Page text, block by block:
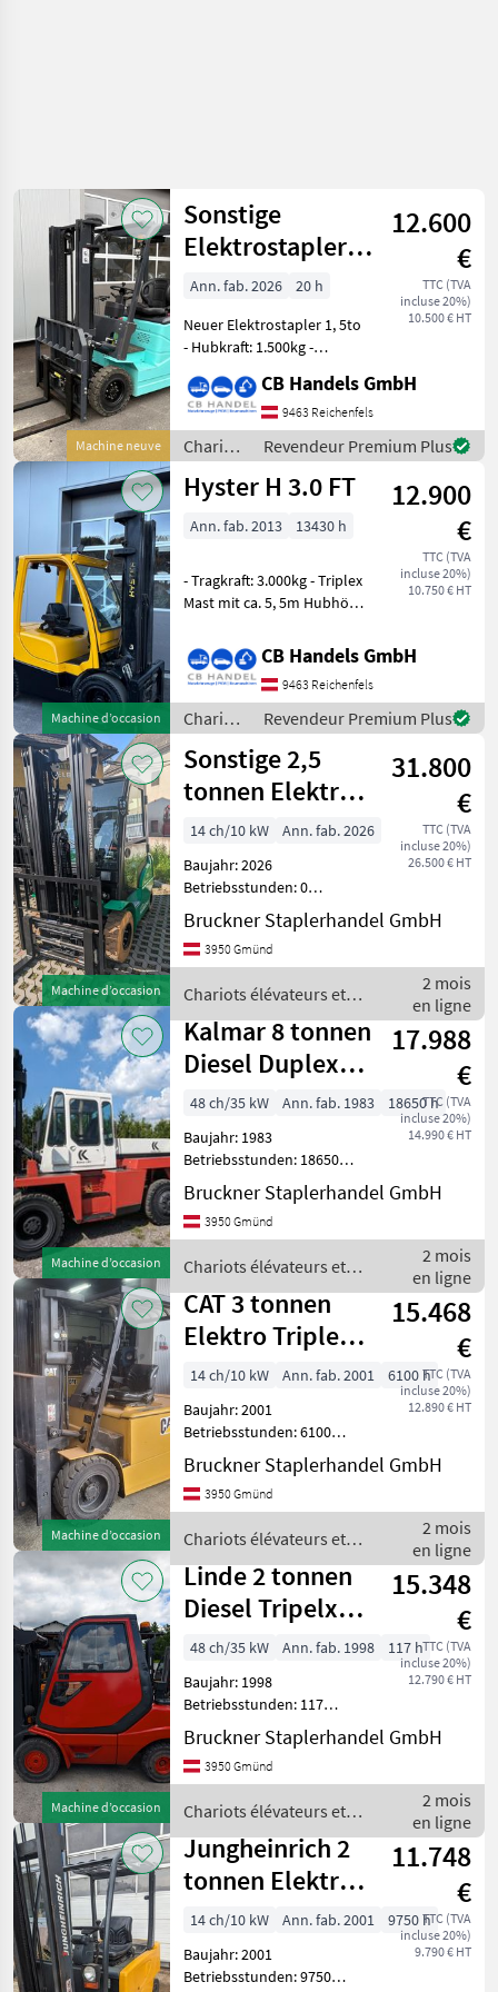
Machine neuve
Sonstige
Elektrostapler,
1,5to Rippa
RF15E
12.600
€
TTC (TVA
incluse 20%)
10.500 € HT
Ann. fab. 2026
20 h
Neuer Elektrostapler 1, 5to
- Hubkraft: 1.500kg -
Eigengewicht: 2.600kg - 60V
Anlage mit 75Ah Kapazität -
Seitenschieber - LED
Scheinwerfer - e
CB Handels GmbH
9463 Reichenfels
Chariots
élévateurs
et
de
/
Sonstige
Revendeur Premium Plus
Machine d’occasion
Hyster H 3.0 FT
12.900
€
TTC (TVA
incluse 20%)
10.750 € HT
Ann. fab. 2013 13430 h
- Tragkraft: 3.000kg - Triplex
Mast mit ca. 5, 5m Hubhöhe
Arbeitsscheinwerfer -
Seitenschieber -
Zinkenversteller hydr. -
usw. Carburant: Di
CB Handels GmbH
9463 Reichenfels
Chariots
élévateurs
et
techniques
de
stockage
Revendeur Premium Plus
Machine d’occasion
Sonstige 2,5
tonnen Elektro
TRIPLEX & SS,
ZV & Kabine
31.800
€
TTC (TVA
incluse 20%)
26.500 € HT
14 ch/10 kW
Ann. fab. 2026
Baujahr: 2026
Betriebsstunden: 0
Hubkraft: 2500 kg Hubhöhe:
5000 mm Mast: Triplex
Antrieb: Elektro
**Hangcha CPD25-XCY2-SI
— 2, 5 Ton
Bruckner Staplerhandel GmbH
3950 Gmünd
Chariots élévateurs et
techniques de stockage /
Sonstige
2 mois
en ligne
Machine d’occasion
Kalmar 8 tonnen
Diesel Duplex&
Seitenschieber,
Z
17.988
€
TTC (TVA
incluse 20%)
14.990 € HT
48 ch/35 kW Ann. fab. 1983
18650 h
Baujahr: 1983
Betriebsstunden: 18650
Hubkraft: 8000 kg Hubhöhe:
2900 mm Mast: Duplex
Antrieb: Diesel 8 tonnen
liefern Österreichw
Bruckner Staplerhandel GmbH
3950 Gmünd
Chariots élévateurs et
techniques de stockage /
Kalmar
2 mois
en ligne
Machine d’occasion
CAT 3 tonnen
Elektro Triplex&
Seitenschieber,
Zi
15.468
€
TTC (TVA
incluse 20%)
12.890 € HT
14 ch/10 kW Ann. fab. 2001
6100 h
Baujahr: 2001
Betriebsstunden: 6100
Hubkraft: 3000 kg Hubhöhe:
4500 mm Mast: Triplex
Antrieb: Elektro 3 tonnen
liefern Österrei
Bruckner Staplerhandel GmbH
3950 Gmünd
Chariots élévateurs et
techniques de stockage /
CAT
2 mois
en ligne
Machine d’occasion
Linde 2 tonnen
Diesel Tripelx&
Seitenschieber,
Z
15.348
€
TTC (TVA
incluse 20%)
12.790 € HT
48 ch/35 kW Ann. fab. 1998
117 h
Baujahr: 1998
Betriebsstunden: 117
Hubkraft: 2000 kg Mast:
Tripelx Antrieb: Diesel 2
tonnen Diesel Tripelx & SS,
Österreichweit! Verkauft
Bruckner Staplerhandel GmbH
3950 Gmünd
Chariots élévateurs et
techniques de stockage /
Linde
2 mois
en ligne
Jungheinrich 2
tonnen Elektro
Duplex&
Duopedal,
11.748
€
TTC (TVA
incluse 20%)
9.790 € HT
14 ch/10 kW Ann. fab. 2001
9750 h
Baujahr: 2001
Betriebsstunden: 9750